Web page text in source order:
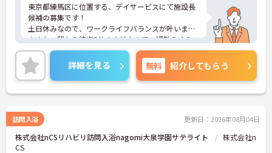
東京都練馬区に位置する、デイサービスにて施設長
候補の募集です！
土日休みなので、ワークライフバランスが叶います
☆また、駅から徒歩2分の立地なので、通勤らくら
くです♪
ご興味のある方には、面接対策ポイントなど、さら
に詳細をお話しいたしますのでお気軽にご相談くだ
さい！
詳細を見る 無料 紹介してもらう
訪問入浴 更新日：2026年08月04日
株式会社nCSリハビリ訪問入浴nagomi大泉学園サテライト
株式会社n
CS